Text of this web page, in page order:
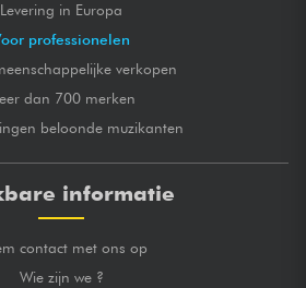
Levering in Europa
professionelen
verkopen
dan 700 merken
beloonde muzikanten
informatie
contact met ons op
Wie zijn we ?